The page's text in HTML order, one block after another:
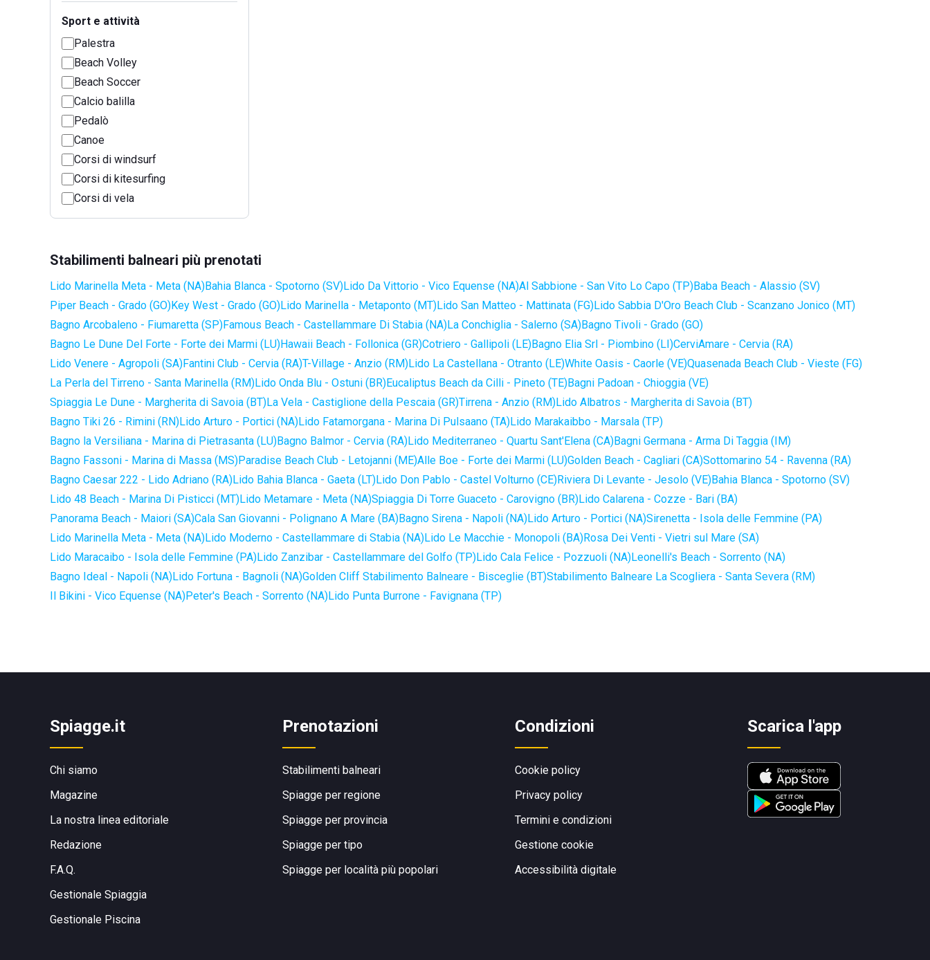
Sport e attività
Palestra
Beach Volley
Beach Soccer
Calcio balilla
Pedalò
Canoe
Corsi di windsurf
Corsi di kitesurfing
Corsi di vela
Stabilimenti balneari più prenotati
Lido Marinella Meta - Meta (NA)Bahia Blanca - Spotorno (SV)Lido Da Vittorio - Vico Equense (NA)Al Sabbione - San Vito Lo Capo (TP)Baba Beach - Alassio (SV)
Piper Beach - Grado (GO)Key West - Grado (GO)Lido Marinella - Metaponto (MT)Lido San Matteo - Mattinata (FG)Lido Sabbia D'Oro Beach Club - Scanzano Jonico (MT)
Bagno Arcobaleno - Fiumaretta (SP)Famous Beach - Castellammare Di Stabia (NA)La Conchiglia - Salerno (SA)Bagno Tivoli - Grado (GO)
Bagno Le Dune Del Forte - Forte dei Marmi (LU)Hawaii Beach - Follonica (GR)Cotriero - Gallipoli (LE)Bagno Elia Srl - Piombino (LI)CerviAmare - Cervia (RA)
Lido Venere - Agropoli (SA)Fantini Club - Cervia (RA)T-Village - Anzio (RM)Lido La Castellana - Otranto (LE)White Oasis - Caorle (VE)Quasenada Beach Club - Vieste (FG)
La Perla del Tirreno - Santa Marinella (RM)Lido Onda Blu - Ostuni (BR)Eucaliptus Beach da Cilli - Pineto (TE)Bagni Padoan - Chioggia (VE)
Spiaggia Le Dune - Margherita di Savoia (BT)La Vela - Castiglione della Pescaia (GR)Tirrena - Anzio (RM)Lido Albatros - Margherita di Savoia (BT)
Bagno Tiki 26 - Rimini (RN)Lido Arturo - Portici (NA)Lido Fatamorgana - Marina Di Pulsaano (TA)Lido Marakaibbo - Marsala (TP)
Bagno la Versiliana - Marina di Pietrasanta (LU)Bagno Balmor - Cervia (RA)Lido Mediterraneo - Quartu Sant'Elena (CA)Bagni Germana - Arma Di Taggia (IM)
Bagno Fassoni - Marina di Massa (MS)Paradise Beach Club - Letojanni (ME)Alle Boe - Forte dei Marmi (LU)Golden Beach - Cagliari (CA)Sottomarino 54 - Ravenna (RA)
Bagno Caesar 222 - Lido Adriano (RA)Lido Bahia Blanca - Gaeta (LT)Lido Don Pablo - Castel Volturno (CE)Riviera Di Levante - Jesolo (VE)Bahia Blanca - Spotorno (SV)
Lido 48 Beach - Marina Di Pisticci (MT)Lido Metamare - Meta (NA)Spiaggia Di Torre Guaceto - Carovigno (BR)Lido Calarena - Cozze - Bari (BA)
Panorama Beach - Maiori (SA)Cala San Giovanni - Polignano A Mare (BA)Bagno Sirena - Napoli (NA)Lido Arturo - Portici (NA)Sirenetta - Isola delle Femmine (PA)
Lido Marinella Meta - Meta (NA)Lido Moderno - Castellammare di Stabia (NA)Lido Le Macchie - Monopoli (BA)Rosa Dei Venti - Vietri sul Mare (SA)
Lido Maracaibo - Isola delle Femmine (PA)Lido Zanzibar - Castellammare del Golfo (TP)Lido Cala Felice - Pozzuoli (NA)Leonelli's Beach - Sorrento (NA)
Bagno Ideal - Napoli (NA)Lido Fortuna - Bagnoli (NA)Golden Cliff Stabilimento Balneare - Bisceglie (BT)Stabilimento Balneare La Scogliera - Santa Severa (RM)
Il Bikini - Vico Equense (NA)Peter's Beach - Sorrento (NA)Lido Punta Burrone - Favignana (TP)
Spiagge.it
Chi siamo
Magazine
La nostra linea editoriale
Redazione
F.A.Q.
Gestionale Spiaggia
Gestionale Piscina
Prenotazioni
Stabilimenti balneari
Spiagge per regione
Spiagge per provincia
Spiagge per tipo
Spiagge per località più popolari
Condizioni
Cookie policy
Privacy policy
Termini e condizioni
Gestione cookie
Accessibilità digitale
Scarica l'app